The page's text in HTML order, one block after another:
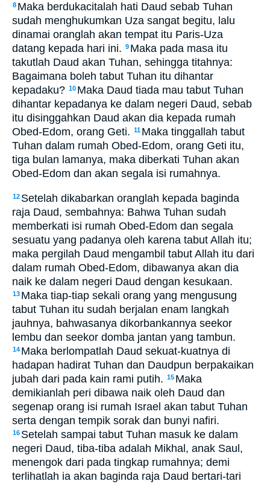
8 Maka berdukacitalah hati Daud sebab Tuhan
sudah menghukumkan Uza sangat begitu, lalu
dinamai oranglah akan tempat itu Paris-Uza
datang kepada hari ini. 9 Maka pada masa itu
takutlah Daud akan Tuhan, sehingga titahnya:
Bagaimana boleh tabut Tuhan itu dihantar
kepadaku? 10 Maka Daud tiada mau tabut Tuhan
dihantar kepadanya ke dalam negeri Daud, sebab
itu disinggahkan Daud akan dia kepada rumah
Obed-Edom, orang Geti. 11 Maka tinggallah tabut
Tuhan dalam rumah Obed-Edom, orang Geti itu,
tiga bulan lamanya, maka diberkati Tuhan akan
Obed-Edom dan akan segala isi rumahnya.
12 Setelah dikabarkan oranglah kepada baginda
raja Daud, sembahnya: Bahwa Tuhan sudah
memberkati isi rumah Obed-Edom dan segala
sesuatu yang padanya oleh karena tabut Allah itu;
maka pergilah Daud mengambil tabut Allah itu dari
dalam rumah Obed-Edom, dibawanya akan dia
naik ke dalam negeri Daud dengan kesukaan.
13 Maka tiap-tiap sekali orang yang mengusung
tabut Tuhan itu sudah berjalan enam langkah
jauhnya, bahwasanya dikorbankannya seekor
lembu dan seekor domba jantan yang tambun.
14 Maka berlompatlah Daud sekuat-kuatnya di
hadapan hadirat Tuhan dan Daudpun berpakaikan
jubah dari pada kain rami putih. 15 Maka
demikianlah peri dibawa naik oleh Daud dan
segenap orang isi rumah Israel akan tabut Tuhan
serta dengan tempik sorak dan bunyi nafiri.
16 Setelah sampai tabut Tuhan masuk ke dalam
negeri Daud, tiba-tiba adalah Mikhal, anak Saul,
menengok dari pada tingkap rumahnya; demi
terlihatlah ia akan baginda raja Daud bertari-tari